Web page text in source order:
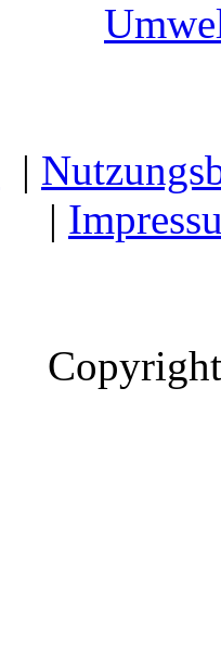
|
|